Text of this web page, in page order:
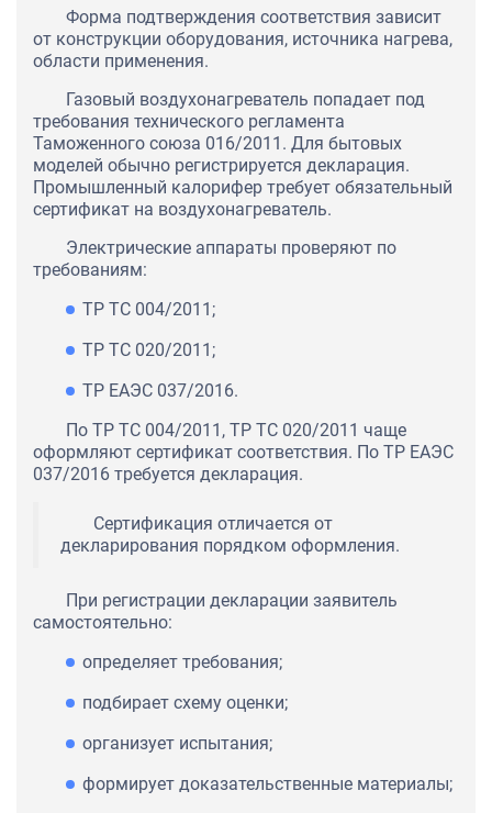
Форма подтверждения соответствия зависит
от конструкции оборудования, источника нагрева,
области применения.
Газовый воздухонагреватель попадает под
требования технического регламента
Таможенного союза 016/2011. Для бытовых
моделей обычно регистрируется декларация.
Промышленный калорифер требует обязательный
сертификат на воздухонагреватель.
Электрические аппараты проверяют по
требованиям:
ТР ТС 004/2011;
ТР ТС 020/2011;
ТР ЕАЭС 037/2016.
По ТР ТС 004/2011, ТР ТС 020/2011 чаще
оформляют сертификат соответствия. По ТР ЕАЭС
037/2016 требуется декларация.
Сертификация отличается от
декларирования порядком оформления.
При регистрации декларации заявитель
самостоятельно:
определяет требования;
подбирает схему оценки;
организует испытания;
формирует доказательственные материалы;